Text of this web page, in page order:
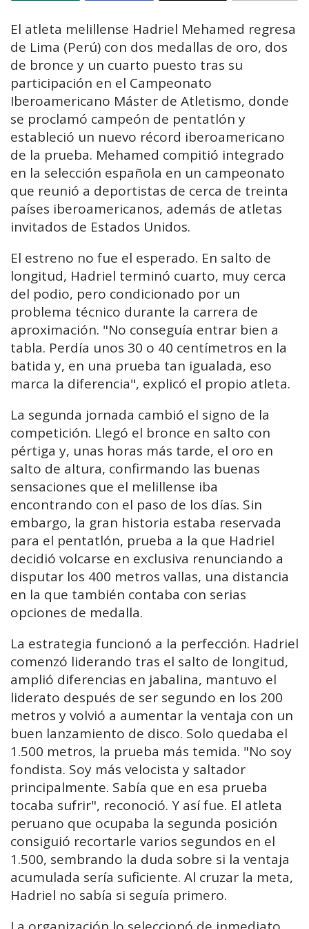
El atleta melillense Hadriel Mehamed regresa
de Lima (Perú) con dos medallas de oro, dos
de bronce y un cuarto puesto tras su
participación en el Campeonato
Iberoamericano Máster de Atletismo, donde
se proclamó campeón de pentatlón y
estableció un nuevo récord iberoamericano
de la prueba. Mehamed compitió integrado
en la selección española en un campeonato
que reunió a deportistas de cerca de treinta
países iberoamericanos, además de atletas
invitados de Estados Unidos.
El estreno no fue el esperado. En salto de
longitud, Hadriel terminó cuarto, muy cerca
del podio, pero condicionado por un
problema técnico durante la carrera de
aproximación. "No conseguía entrar bien a
tabla. Perdía unos 30 o 40 centímetros en la
batida y, en una prueba tan igualada, eso
marca la diferencia", explicó el propio atleta.
La segunda jornada cambió el signo de la
competición. Llegó el bronce en salto con
pértiga y, unas horas más tarde, el oro en
salto de altura, confirmando las buenas
sensaciones que el melillense iba
encontrando con el paso de los días. Sin
embargo, la gran historia estaba reservada
para el pentatlón, prueba a la que Hadriel
decidió volcarse en exclusiva renunciando a
disputar los 400 metros vallas, una distancia
en la que también contaba con serias
opciones de medalla.
La estrategia funcionó a la perfección. Hadriel
comenzó liderando tras el salto de longitud,
amplió diferencias en jabalina, mantuvo el
liderato después de ser segundo en los 200
metros y volvió a aumentar la ventaja con un
buen lanzamiento de disco. Solo quedaba el
1.500 metros, la prueba más temida. "No soy
fondista. Soy más velocista y saltador
principalmente. Sabía que en esa prueba
tocaba sufrir", reconoció. Y así fue. El atleta
peruano que ocupaba la segunda posición
consiguió recortarle varios segundos en el
1.500, sembrando la duda sobre si la ventaja
acumulada sería suficiente. Al cruzar la meta,
Hadriel no sabía si seguía primero.